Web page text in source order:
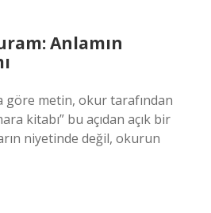
Anlamın
göre metin, okur tarafından
kitabı” bu açıdan açık bir
niyetinde değil, okurun